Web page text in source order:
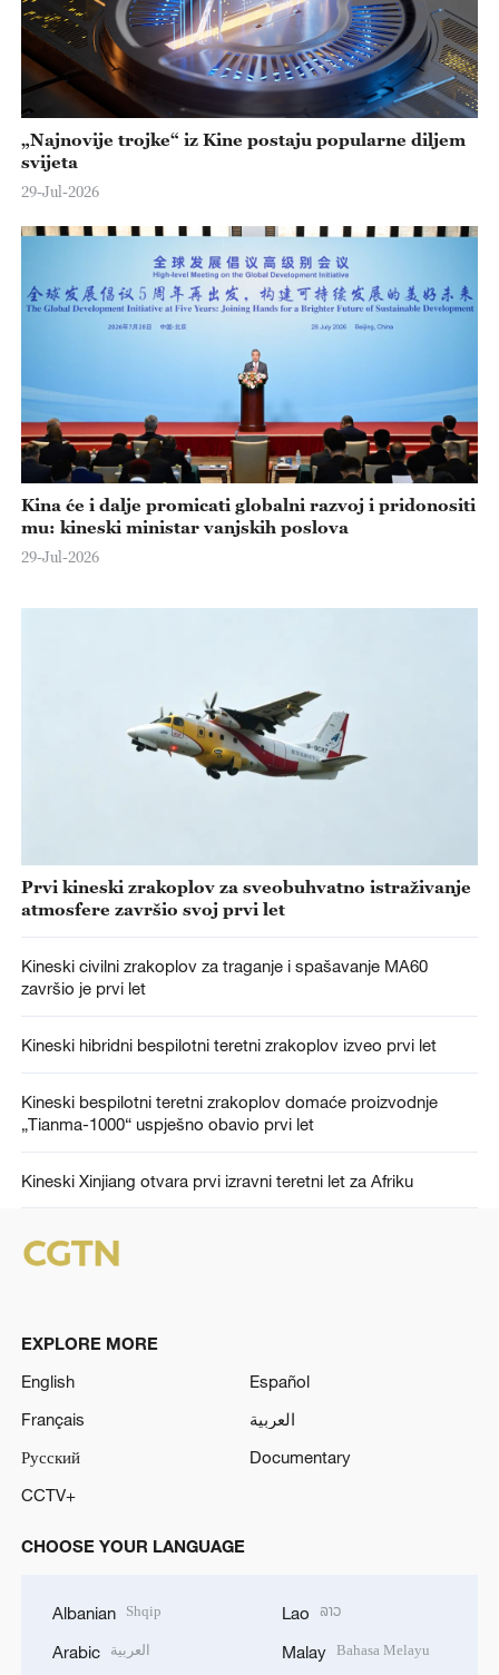
„Najnovije trojke“ iz Kine postaju popularne diljem
svijeta
29-Jul-2026
Kina će i dalje promicati globalni razvoj i pridonositi
mu: kineski ministar vanjskih poslova
29-Jul-2026
Prvi kineski zrakoplov za sveobuhvatno istraživanje
atmosfere završio svoj prvi let
Kineski civilni zrakoplov za traganje i spašavanje MA60
završio je prvi let
Kineski hibridni bespilotni teretni zrakoplov izveo prvi let
Kineski bespilotni teretni zrakoplov domaće proizvodnje
„Tianma-1000“ uspješno obavio prvi let
Kineski Xinjiang otvara prvi izravni teretni let za Afriku
EXPLORE MORE
English
Español
Français
العربية
Русский
Documentary
CCTV+
CHOOSE YOUR LANGUAGE
Albanian Shqip
Arabic العربية
Lao ລາວ
Malay Bahasa Melayu